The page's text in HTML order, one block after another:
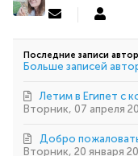
Подписаться
обновление
автора
Анна
Последние записи
Больше записей
Вторник, 07 апреля
Летим в Египет с
Вторник, 20 января
Добро